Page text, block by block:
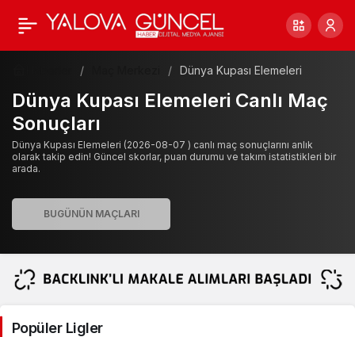
Dünya Kupası Elemeleri
Dünya Kupası Elemeleri Canlı Maç
Sonuçları
Dünya Kupası Elemeleri (2026-08-07 ) canlı maç sonuçlarını anlık
olarak takip edin! Güncel skorlar, puan durumu ve takım istatistikleri bir
arada.
Popüler Ligler